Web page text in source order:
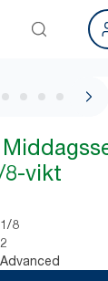
1 / 6
8-vikt
1/8
2
Advanced